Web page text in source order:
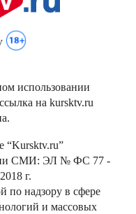
использовании
на kursktv.ru
“Kursktv.ru”
СМИ: ЭЛ № ФС 77 -
г.
по надзору в сфере
и массовых